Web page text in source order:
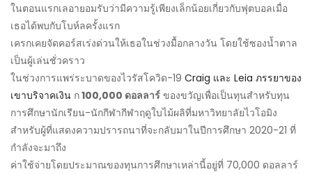
ในตอนแรกเลอายอมรับว่ามีความรู้เพียงเล็กน้อยเกี่ยวกับฟุตบอลเมื่อ
เธอได้พบกับโบห์ลครั้งแรก
เครกเคยจัดคอร์สเร่งด่วนให้เธอในช่วงมื้อกลางวัน โดยใช้ซองน้ำตาล
เป็นผู้เล่นชั่วคราว
ในช่วงการแพร่ระบาดของไวรัสโควิด-19 Craig และ Leia ภรรยาของ
เขาบริจาคเงิน ก100,000 ดอลลาร์ ของขวัญเพื่อเป็นทุนสำหรับทุน
การศึกษานักเรียน-นักกีฬากีฬาฤดูใบไม้ผลิที่มหาวิทยาลัยไวโอมิง
สำหรับผู้ที่แสดงความปรารถนาที่จะกลับมาในปีการศึกษา 2020-21 ที่
กำลังจะมาถึง
ค่าใช้จ่ายโดยประมาณของทุนการศึกษาเหล่านี้อยู่ที่ 70,000 ดอลลาร์